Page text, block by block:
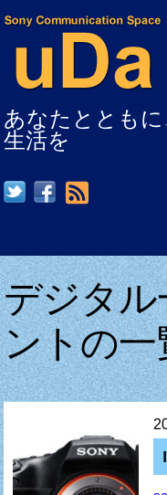
あなたととも
生活を
デジタル
ントの一